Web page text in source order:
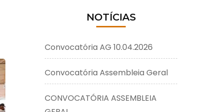
NOTÍCIAS
Convocatória AG 10.04.2026
Convocatória Assembleia Geral
CONVOCATÓRIA ASSEMBLEIA